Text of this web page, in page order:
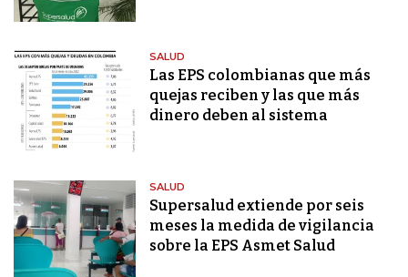
SALUD
Las EPS colombianas que más
quejas reciben y las que más
dinero deben al sistema
SALUD
Supersalud extiende por seis
meses la medida de vigilancia
sobre la EPS Asmet Salud